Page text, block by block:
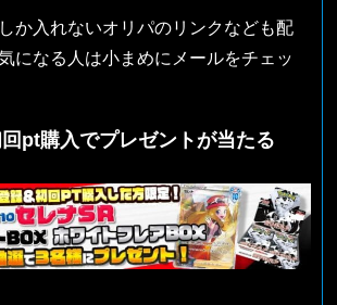
か入れないオリパのリンクなども配
になる人は小まめにメールをチェッ
pt購入でプレゼントが当たる